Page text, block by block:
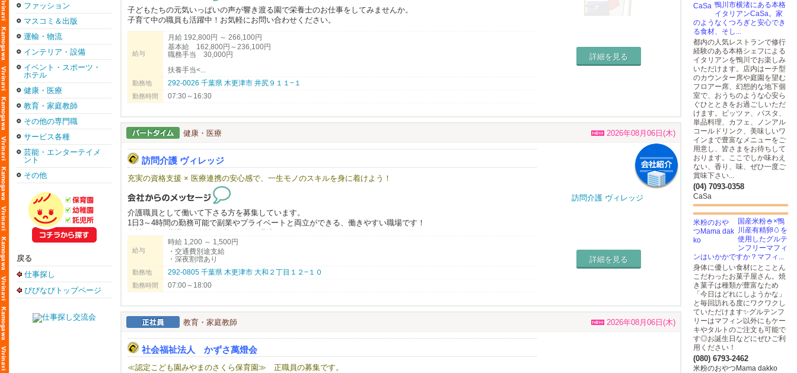
ファッション
マスコミ＆出版
運輸・物流
インテリア・設備
イベント・スポーツ・
ホテル
健康・医療
教育・家庭教師
その他の専門職
サービス各種
芸能・エンターテイメ
ント
その他
戻る
仕事探し
びびなびトップページ
＜当ジムの方針と合わない働き方の例＞
・既存のお客様を引き継いでもらうことを前提に考えている方
・集客は行わず、予約が入るのを待つスタンスの方
・指導や施術を「作業」として捉えてしまう方
・チームワークや周囲との調和を大切にできない方
子どもたちの元気いっぱいの声が響き渡る園で栄養士のお仕事をしてみませんか。
子育て中の職員も活躍中！お気軽にお問い合わせください。
給与
月給 192,800円 ～ 266,100円
基本給 162,800円～236,100円
職務手当 30,000円
扶養手当<...
勤務地 292-0026 千葉県 木更津市 井尻９１１−１
勤務時間 07:30～16:30
詳細を見る
健康・医療 2026年08月06日(木)
訪問介護 ヴィレッジ
充実の資格支援 × 医療連携の安心感で、一生モノのスキルを身に着けよう！
介護職員として働いて下さる方を募集しています。
1日3～4時間の勤務可能で副業やプライベートと両立ができる、働きやすい職場です！
給与
時給 1,200 ～ 1,500円
・交通費別途支給
・深夜割増あり
勤務地 292-0805 千葉県 木更津市 大和２丁目１２−１０
勤務時間 07:00～18:00
詳細を見る
教育・家庭教師 2026年08月06日(木)
社会福祉法人 かずさ萬燈会
≪認定こども園みやまのさくら保育園≫ 正職員の募集です。
鴨川市横渚にある本格
イタリアンCaSa。家
のようなくつろぎと安心でき
る食材、そし...
都内の人気レストランで修行
経験のある本格シェフによる
イタリアンを鴨川でお楽しみ
いただけます。店内はーチ型
のカウンター席や庭園を望む
フロアー席、幻想的な地下個
室で、おうちのような心安ら
ぐひとときをお過ごしいただ
けます。ピッツァ、パスタ、
単品料理、カフェ、ノンアル
コールドリンク、美味しいワ
インまで豊富なメニューをご
用意し、皆さまをお待ちして
おります。ここでしか味わえ
ない、香り、味、ぜひ一度ご
賞味下さい...
(04) 7093-0358
CaSa
国産米粉🍚×鴨
川産有精卵🥚を
使用したグルテ
ンフリーマフィ
ンはいかかですか？マフィ...
身体に優しい食材にとことん
こだわったお菓子屋さん。焼
き菓子は種類が豊富なため
「今日はどれにしようかな」
と毎回訪れる度にワクワクし
ていただけます✨グルテンフ
リーはマフィン以外にもケー
キやタルトのご注文も可能で
す◎お誕生日などにぜひご利
用ください！
(080) 6793-2462
米粉のおやつMama dakko